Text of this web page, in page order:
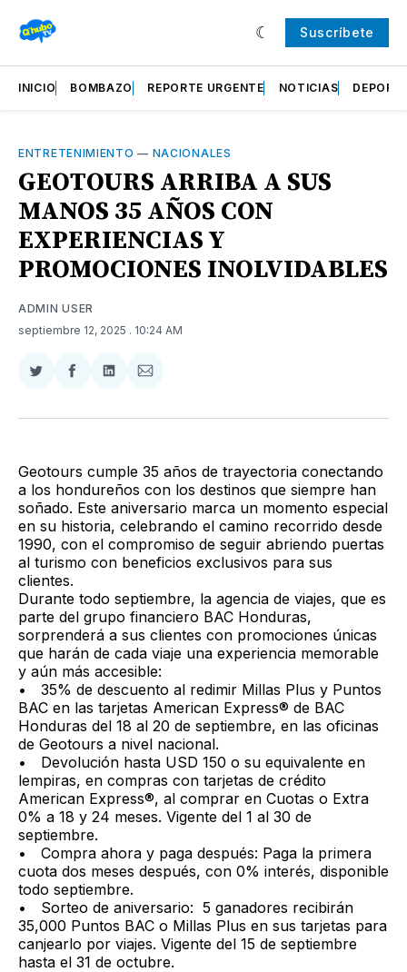
Suscríbete
INICIO BOMBAZO REPORTE URGENTE NOTICIAS
ENTRETENIMIENTO — NACIONALES
GEOTOURS ARRIBA A SUS
MANOS 35 AÑOS CON
EXPERIENCIAS Y
PROMOCIONES INOLVIDABLES
ADMIN USER
septiembre 12, 2025 . 10:24 AM
Compartir
Twitter
Compartir
Facebook
Compartir
LinkedIn
Compartir
Email
Geotours cumple 35 años de trayectoria conectando
a los hondureños con los destinos que siempre han
soñado. Este aniversario marca un momento especial
en su historia, celebrando el camino recorrido desde
1990, con el compromiso de seguir abriendo puertas
al turismo con beneficios exclusivos para sus
clientes.
Durante todo septiembre, la agencia de viajes, que es
parte del grupo financiero BAC Honduras,
sorprenderá a sus clientes con promociones únicas
que harán de cada viaje una experiencia memorable
y aún más accesible:
• 35% de descuento al redimir Millas Plus y Puntos
BAC en las tarjetas American Express®️ de BAC
Honduras del 18 al 20 de septiembre, en las oficinas
de Geotours a nivel nacional.
• Devolución hasta USD 150 o su equivalente en
lempiras, en compras con tarjetas de crédito
American Express®️, al comprar en Cuotas o Extra
0% a 18 y 24 meses. Vigente del 1 al 30 de
septiembre.
• Compra ahora y paga después: Paga la primera
cuota dos meses después, con 0% interés, disponible
todo septiembre.
• Sorteo de aniversario: 5 ganadores recibirán
35,000 Puntos BAC o Millas Plus en sus tarjetas para
canjearlo por viajes. Vigente del 15 de septiembre
hasta el 31 de octubre.